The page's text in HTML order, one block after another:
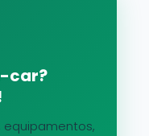
car?
equipamentos,